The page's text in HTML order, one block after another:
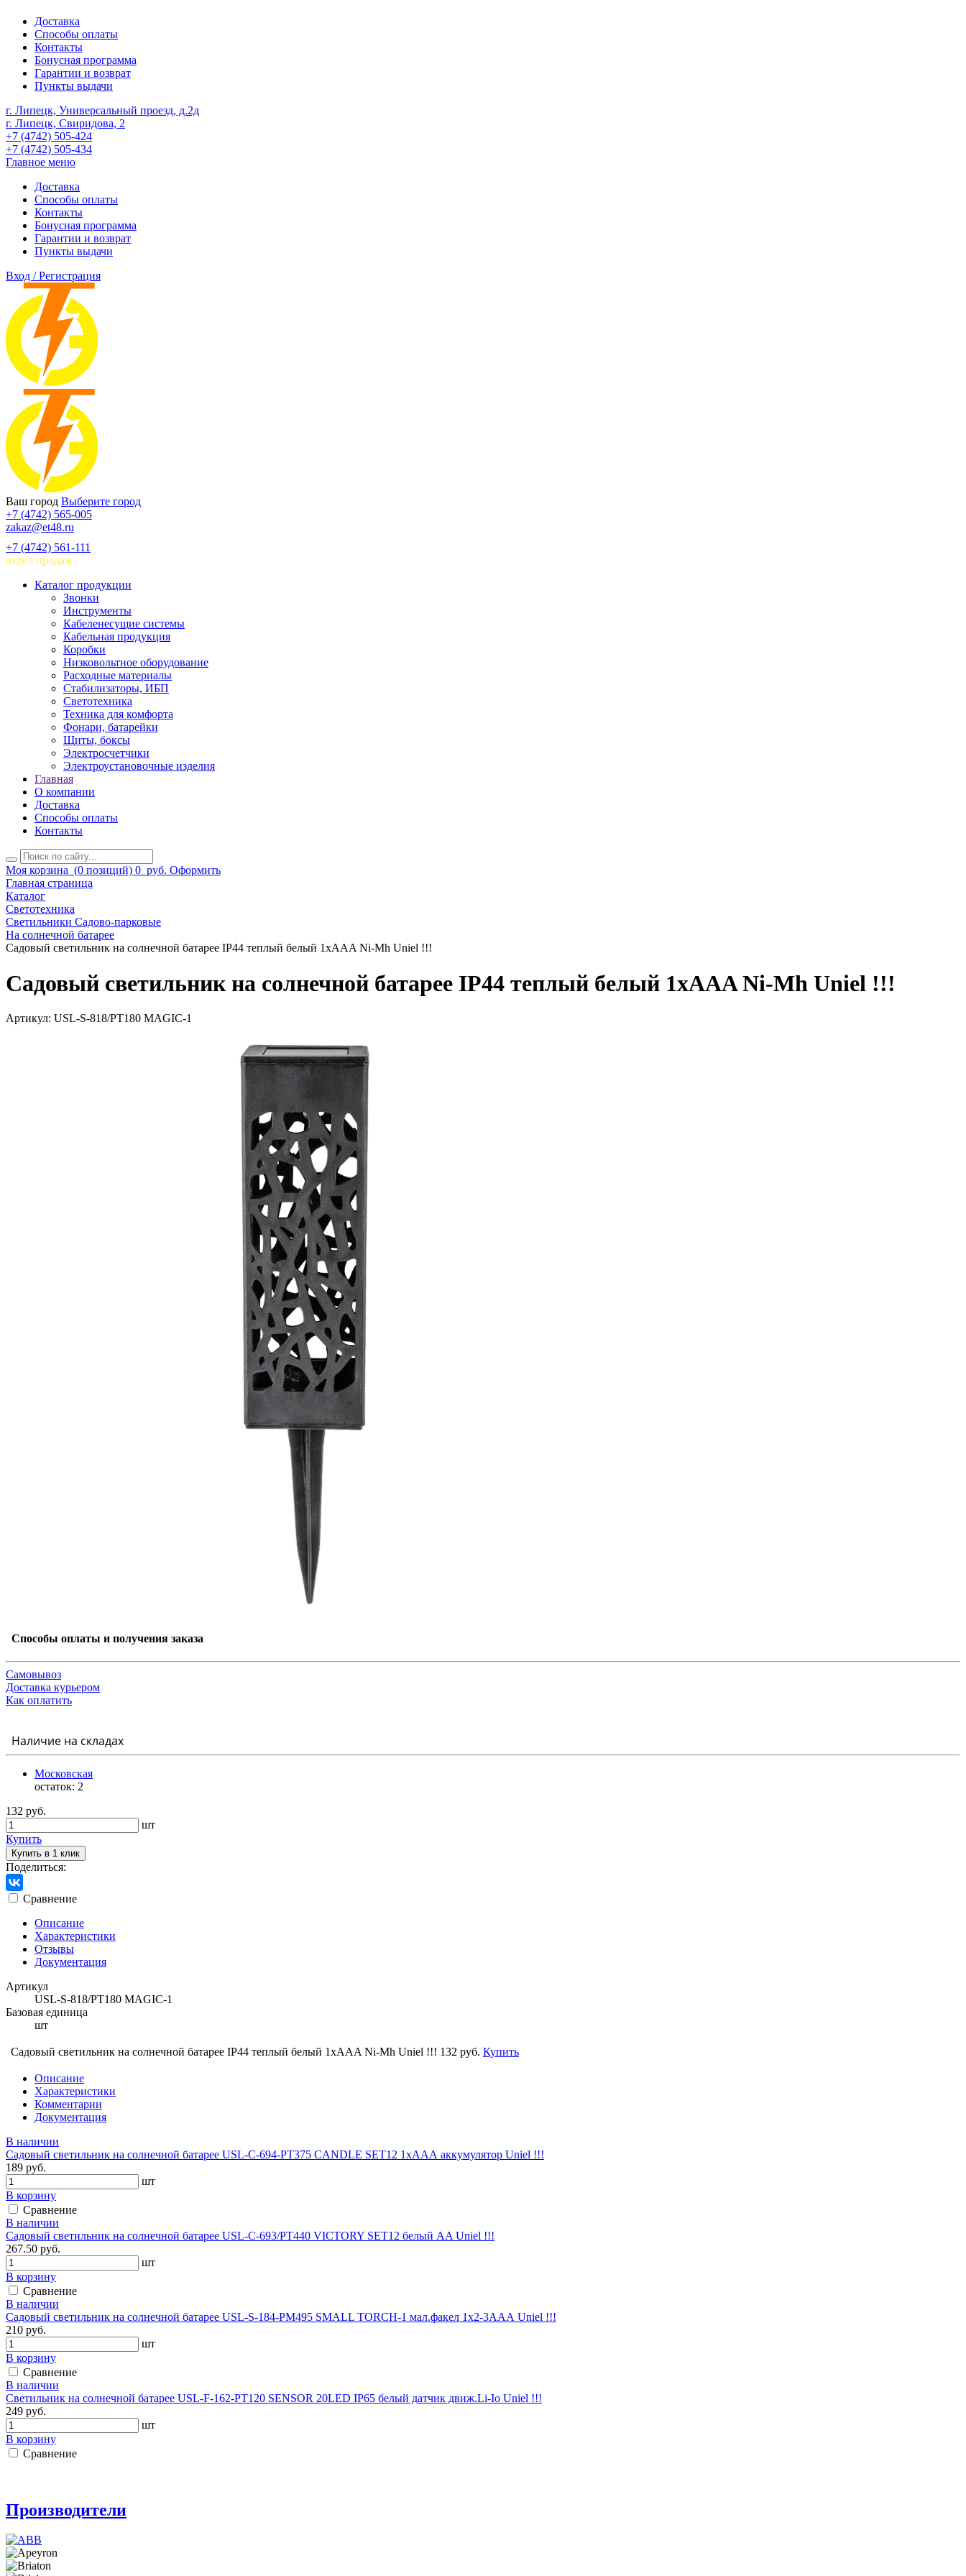
Доставка
Способы оплаты
Контакты
Бонусная программа
Гарантии и возврат
Пункты выдачи
г. Липецк, Универсальный проезд, д.2д
г. Липецк, Свиридова, 2
+7 (4742) 505-424
+7 (4742) 505-434
Главное меню
Доставка
Способы оплаты
Контакты
Бонусная программа
Гарантии и возврат
Пункты выдачи
Вход / Регистрация
Ваш город Выберите город
+7 (4742) 565-005
zakaz@et48.ru
+7 (4742) 561-111
отдел продаж
Каталог продукции
Звонки
Инструменты
Кабеленесущие системы
Кабельная продукция
Коробки
Низковольтное оборудование
Расходные материалы
Стабилизаторы, ИБП
Светотехника
Техника для комфорта
Фонари, батарейки
Щиты, боксы
Электросчетчики
Электроустановочные изделия
Главная
О компании
Доставка
Способы оплаты
Контакты
Моя корзина (0 позиций) 0 руб. Оформить
Главная страница
Каталог
Светотехника
Светильники Садово-парковые
На солнечной батарее
Садовый светильник на солнечной батарее IP44 теплый белый 1xААA Ni-Mh Uniel !!!
Садовый светильник на солнечной батарее IP44 теплый белый 1xААA Ni-Mh Uniel !!!
Артикул: USL-S-818/PT180 MAGIC-1
Способы оплаты и получения заказа
Самовывоз
Доставка курьером
Как оплатить
Наличие на складах
Московская
остаток: 2
132 руб.
шт
Купить
Купить в 1 клик
Поделиться:
Сравнение
Описание
Характеристики
Отзывы
Документация
Артикул
USL-S-818/PT180 MAGIC-1
Базовая единица
шт
Садовый светильник на солнечной батарее IP44 теплый белый 1xААA Ni-Mh Uniel !!! 132 руб. Купить
Описание
Характеристики
Комментарии
Документация
В наличии
Садовый светильник на солнечной батарее USL-C-694-PT375 CANDLE SET12 1xAAА аккумулятор Uniel !!!
189 руб.
шт
В корзину
Сравнение
В наличии
Садовый светильник на солнечной батарее USL-C-693/PT440 VICTORY SET12 белый AA Uniel !!!
267.50 руб.
шт
В корзину
Сравнение
В наличии
Садовый светильник на солнечной батарее USL-S-184-PM495 SMALL TORCH-1 мал.факел 1x2-3ААА Uniel !!!
210 руб.
шт
В корзину
Сравнение
В наличии
Светильник на солнечной батарее USL-F-162-PT120 SENSOR 20LED IP65 белый датчик движ.Li-Io Uniel !!!
249 руб.
шт
В корзину
Сравнение
Производители